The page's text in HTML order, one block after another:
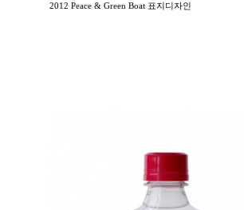
2012 Peace & Green Boat 표지디자인